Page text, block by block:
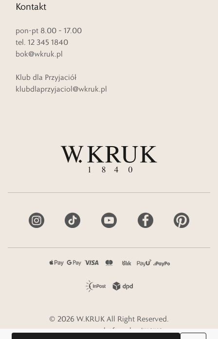
Kontakt
pon-pt 8.00 – 17.00
tel. 12 345 1840
bok@wkruk.pl
Klub dla Przyjaciół
klubdlaprzyjaciol@wkruk.pl
© 2026 W.KRUK All Right Reserved.
e-commerce platform by